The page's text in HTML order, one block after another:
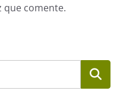
que comente.